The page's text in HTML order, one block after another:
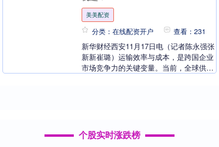
美美配资
分类：在线配资开户 查看：231
新华财经西安11月17日电（记者陈永强张
新新崔璐）运输效率与成本，是跨国企业
市场竞争力的关键变量。当前，全球供应
个股实时涨跌榜